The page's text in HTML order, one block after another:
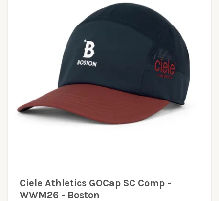
Ciele Athletics GOCap SC Comp -
WWM26 - Boston